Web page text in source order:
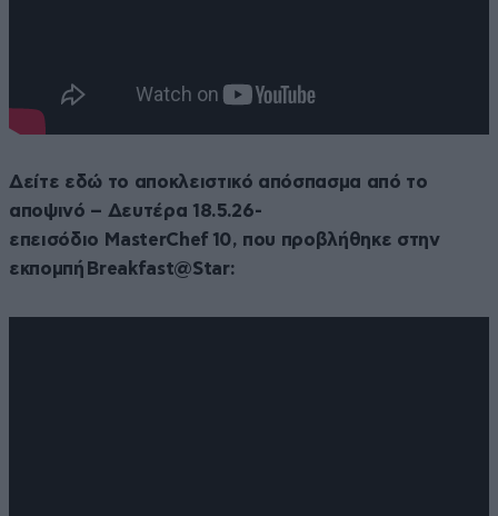
Δείτε εδώ το αποκλειστικό απόσπασμα από το
αποψινό – Δευτέρα 18.5.26-
επεισόδιο MasterChef 10, που προβλήθηκε στην
εκπομπή Breakfast@Star: